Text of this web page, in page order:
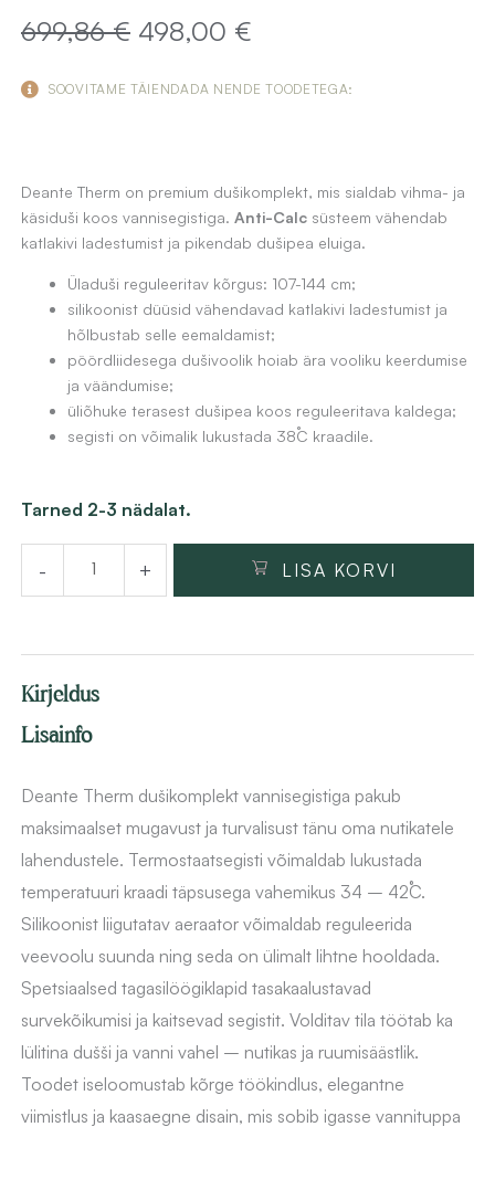
699,86€ Algne
hind
498,00 €
price
SOOVITAME TÄIENDADA NENDE TOODETEGA:
Deante Therm on premium dušikomplekt, mis sialdab vihma- ja
käsiduši koos vannisegistiga. Anti-Calc süsteem vähendab
katlakivi ladestumist ja pikendab dušipea eluiga.
Üladuši reguleeritav kõrgus: 107-144 cm;
silikoonist düüsid vähendavad katlakivi ladestumist ja
hõlbustab selle eemaldamist;
pöördliidesega dušivoolik hoiab ära vooliku keerdumise
ja väändumise;
üliõhuke terasest dušipea koos reguleeritava kaldega;
segisti on võimalik lukustada 38˚C kraadile.
Tarned 2-3 nädalat.
-
Dušikomplekt
koos
vannisegistiga
kuld
kogus
+ LISA KORVI
Kirjeldus
Lisainfo
Deante Therm dušikomplekt vannisegistiga pakub
maksimaalset mugavust ja turvalisust tänu oma nutikatele
lahendustele. Termostaatsegisti võimaldab lukustada
temperatuuri kraadi täpsusega vahemikus 34 – 42˚C.
Silikoonist liigutatav aeraator võimaldab reguleerida
veevoolu suunda ning seda on ülimalt lihtne hooldada.
Spetsiaalsed tagasilöögiklapid tasakaalustavad
survekõikumisi ja kaitsevad segistit. Volditav tila töötab ka
lülitina dušši ja vanni vahel – nutikas ja ruumisäästlik.
Toodet iseloomustab kõrge töökindlus, elegantne
viimistlus ja kaasaegne disain, mis sobib igasse vannituppa